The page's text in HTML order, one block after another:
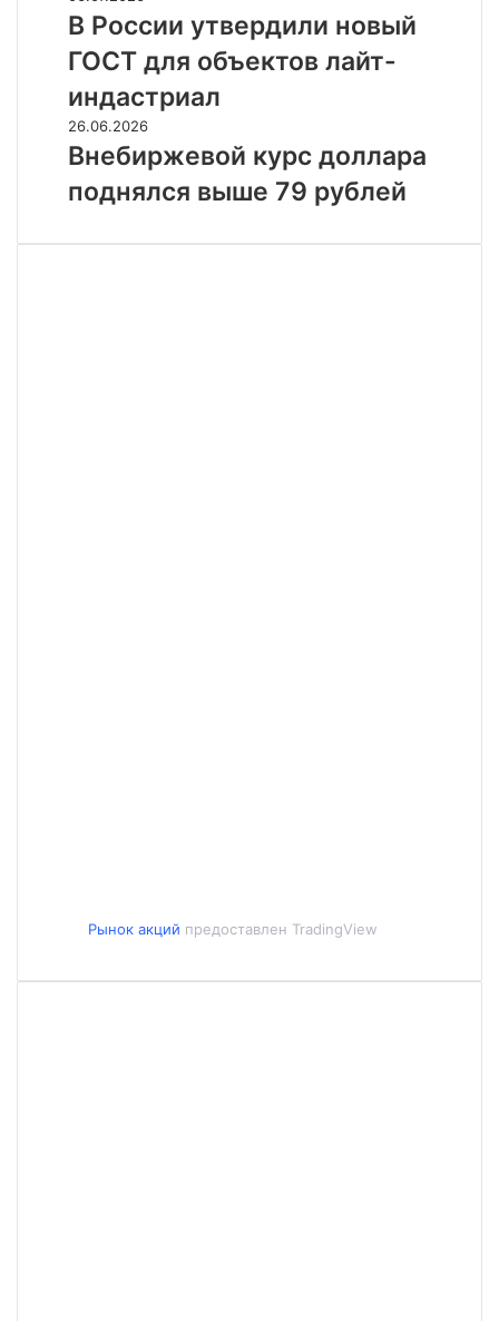
полгода
выросла
на
России
утвердили
новый
ГОСТ
для
объектов
лайт-
В России утвердили новый
ГОСТ для объектов лайт-
индастриал
Внебиржевой
курс
доллара
поднялся
79
26.06.2026
Внебиржевой курс доллара
поднялся выше 79 рублей
Рынок акций предоставлен TradingView